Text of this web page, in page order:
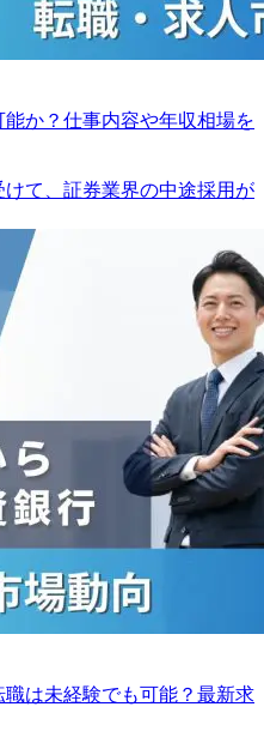
か？仕事内容や年収相場を
て、証券業界の中途採用が
は未経験でも可能？最新求